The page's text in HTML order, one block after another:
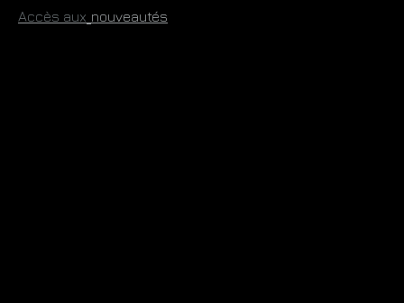
Accès aux ​nouveautés